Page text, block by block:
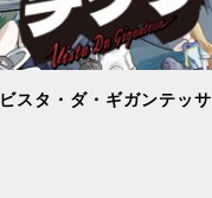
ビスタ・ダ・ギガンテッサ